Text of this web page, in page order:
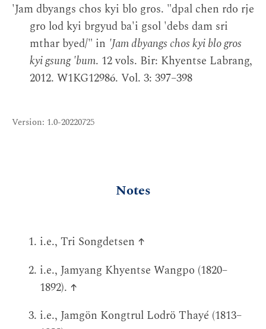
'Jam dbyangs chos kyi blo gros. "dpal chen rdo rje
gro lod kyi brgyud ba'i gsol 'debs dam sri
mthar byed/" in 'Jam dbyangs chos kyi blo gros
kyi gsung 'bum. 12 vols. Bir: Khyentse Labrang,
2012. W1KG12986. Vol. 3: 397–398
Version: 1.0-20220725
Notes
i.e., Tri Songdetsen ↑
i.e., Jamyang Khyentse Wangpo (1820–
1892). ↑
i.e., Jamgön Kongtrul Lodrö Thayé (1813–